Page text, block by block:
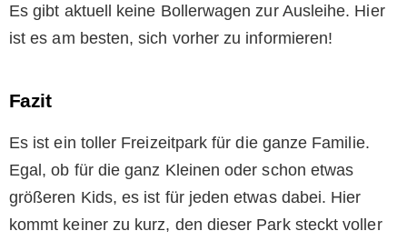
Es gibt aktuell keine Bollerwagen zur Ausleihe. Hier
ist es am besten, sich vorher zu informieren!
Fazit
Es ist ein toller Freizeitpark für die ganze Familie.
Egal, ob für die ganz Kleinen oder schon etwas
größeren Kids, es ist für jeden etwas dabei. Hier
kommt keiner zu kurz, den dieser Park steckt voller